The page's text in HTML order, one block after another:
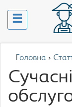
Головна ›